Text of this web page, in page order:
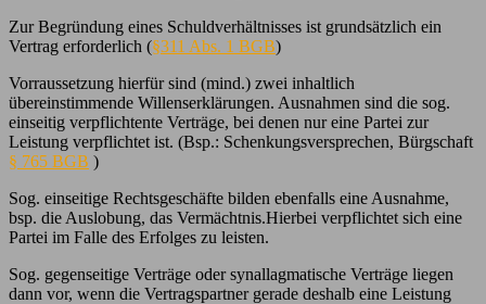
Zur Begründung eines Schuldverhältnisses ist grundsätzlich ein
Vertrag erforderlich (§311 Abs. 1 BGB)
Vorraussetzung hierfür sind (mind.) zwei inhaltlich
übereinstimmende Willenserklärungen. Ausnahmen sind die sog.
einseitig verpflichtente Verträge, bei denen nur eine Partei zur
Leistung verpflichtet ist. (Bsp.: Schenkungsversprechen, Bürgschaft
§ 765 BGB )
Sog. einseitige Rechtsgeschäfte bilden ebenfalls eine Ausnahme,
bsp. die Auslobung, das Vermächtnis.Hierbei verpflichtet sich eine
Partei im Falle des Erfolges zu leisten.
Sog. gegenseitige Verträge oder synallagmatische Verträge liegen
dann vor, wenn die Vertragspartner gerade deshalb eine Leistung